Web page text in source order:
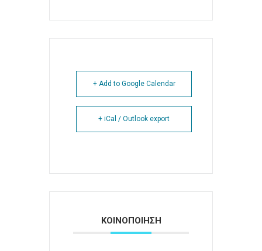
+ Add to Google Calendar
+ iCal / Outlook export
ΚΟΙΝΟΠΟΙΗΣΗ